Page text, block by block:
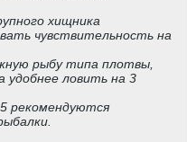
хищника
чувствительность на
рыбу типа плотвы,
удобнее ловить на 3
рекомендуются